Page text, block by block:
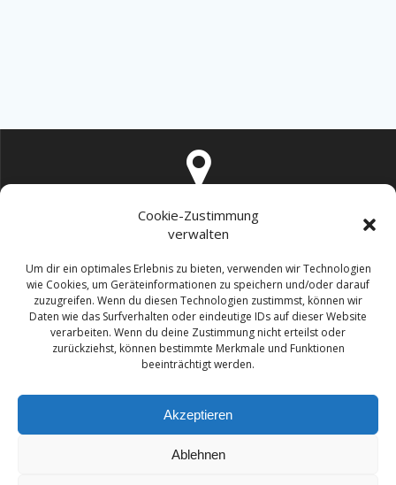
Cookie-Zustimmung
verwalten
Um dir ein optimales Erlebnis zu bieten, verwenden wir Technologien
wie Cookies, um Geräteinformationen zu speichern und/oder darauf
zuzugreifen. Wenn du diesen Technologien zustimmst, können wir
Daten wie das Surfverhalten oder eindeutige IDs auf dieser Website
verarbeiten. Wenn du deine Zustimmung nicht erteilst oder
zurückziehst, können bestimmte Merkmale und Funktionen
beeinträchtigt werden.
Akzeptieren
Ablehnen
Trüffel Frei GmbH, Bachstrasse 31, 8106 Adlikon
info@trueffel-frei.ch
Claudia Gallmann 044 361 96 05